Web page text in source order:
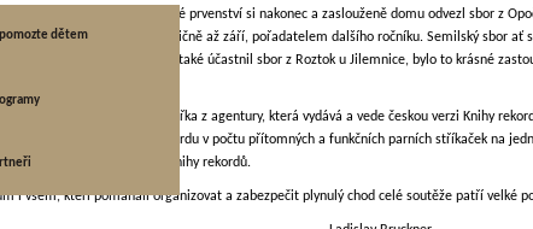
až do úplného závěru. Celkové prvenství si nakonec a zaslouženě domu odvezl sbor z
který je v příštím roce, netradičně až září, pořadatelem dalšího ročníku. Semilský sbor ať
okres nebyl sám, soutěže se také účastnil sbor z Roztok u Jilemnice, bylo to krásné
den byla přítomna i komisařka z agentury, která vydává a vede českou verzi Knihy
pro další zápis a dosažení rekordu v počtu přítomných a funkčních parních stříkaček na
opět uvedeni v nové verzi Knihy rekordů.
i všem, kteří pomáhali organizovat a zabezpečit plynulý chod celé soutěže patří velké
dětem
pomozte dětem